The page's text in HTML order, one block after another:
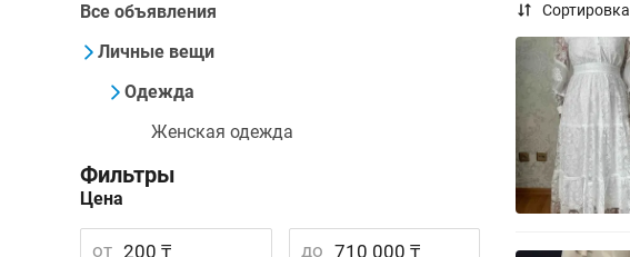
Все объявления
Личные вещи
Одежда
Женская одежда
Фильтры
Цена
от до
Сортировка